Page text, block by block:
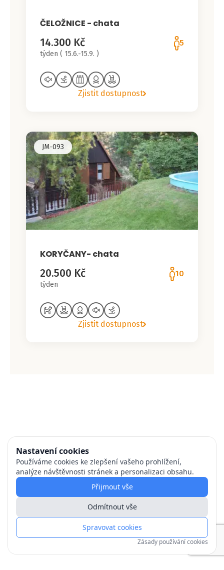
ČELOŽNICE - chata
14.300 Kč
týden ( 15.6.-15.9. )
5
Zjistit dostupnost
JM-093
KORYČANY- chata
20.500 Kč
týden
10
Zjistit dostupnost
Nastavení cookies
Používáme cookies ke zlepšení vašeho prohlížení,
analýze návštěvnosti stránek a personalizaci obsahu.
Přijmout vše
Odmítnout vše
Spravovat cookies
Zásady používání cookies